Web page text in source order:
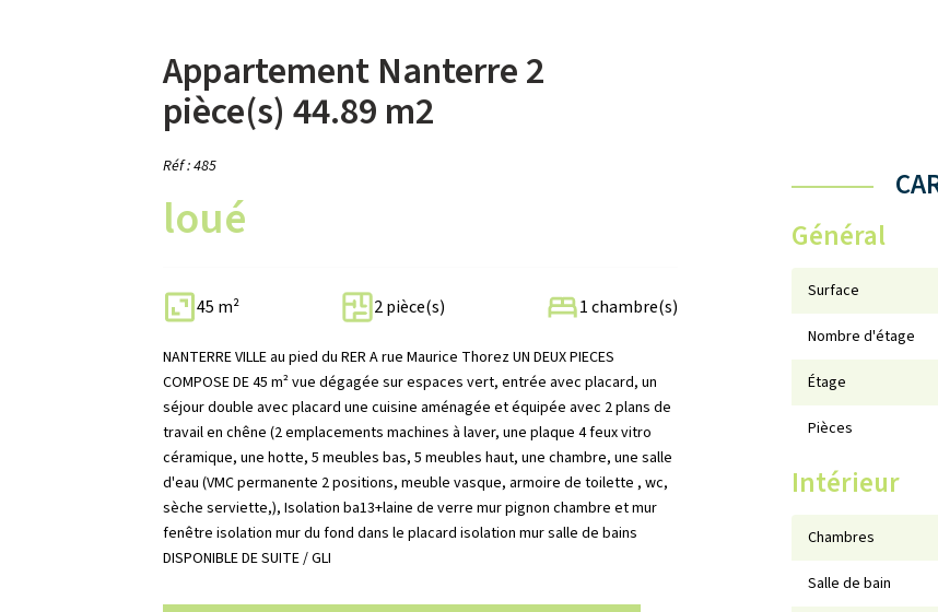
Appartement Nanterre 2
pièce(s) 44.89 m2
Réf : 485
loué
45 m² 2 pièce(s) 1 chambre(s)
NANTERRE VILLE au pied du RER A rue Maurice Thorez UN DEUX PIECES
COMPOSE DE 45 m² vue dégagée sur espaces vert, entrée avec placard, un
séjour double avec placard une cuisine aménagée et équipée avec 2 plans de
travail en chêne (2 emplacements machines à laver, une plaque 4 feux vitro
céramique, une hotte, 5 meubles bas, 5 meubles haut, une chambre, une salle
d'eau (VMC permanente 2 positions, meuble vasque, armoire de toilette , wc,
sèche serviette,), Isolation ba13+laine de verre mur pignon chambre et mur
fenêtre isolation mur du fond dans le placard isolation mur salle de bains
DISPONIBLE DE SUITE / GLI
Général
Surface
Nombre d'étage
Étage
Pièces
Intérieur
Chambres
Salle de bain